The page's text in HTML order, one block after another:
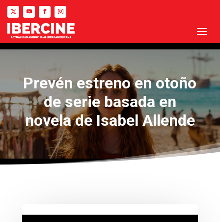
Prevén estreno en otoño
de serie basada en
novela de Isabel Allende